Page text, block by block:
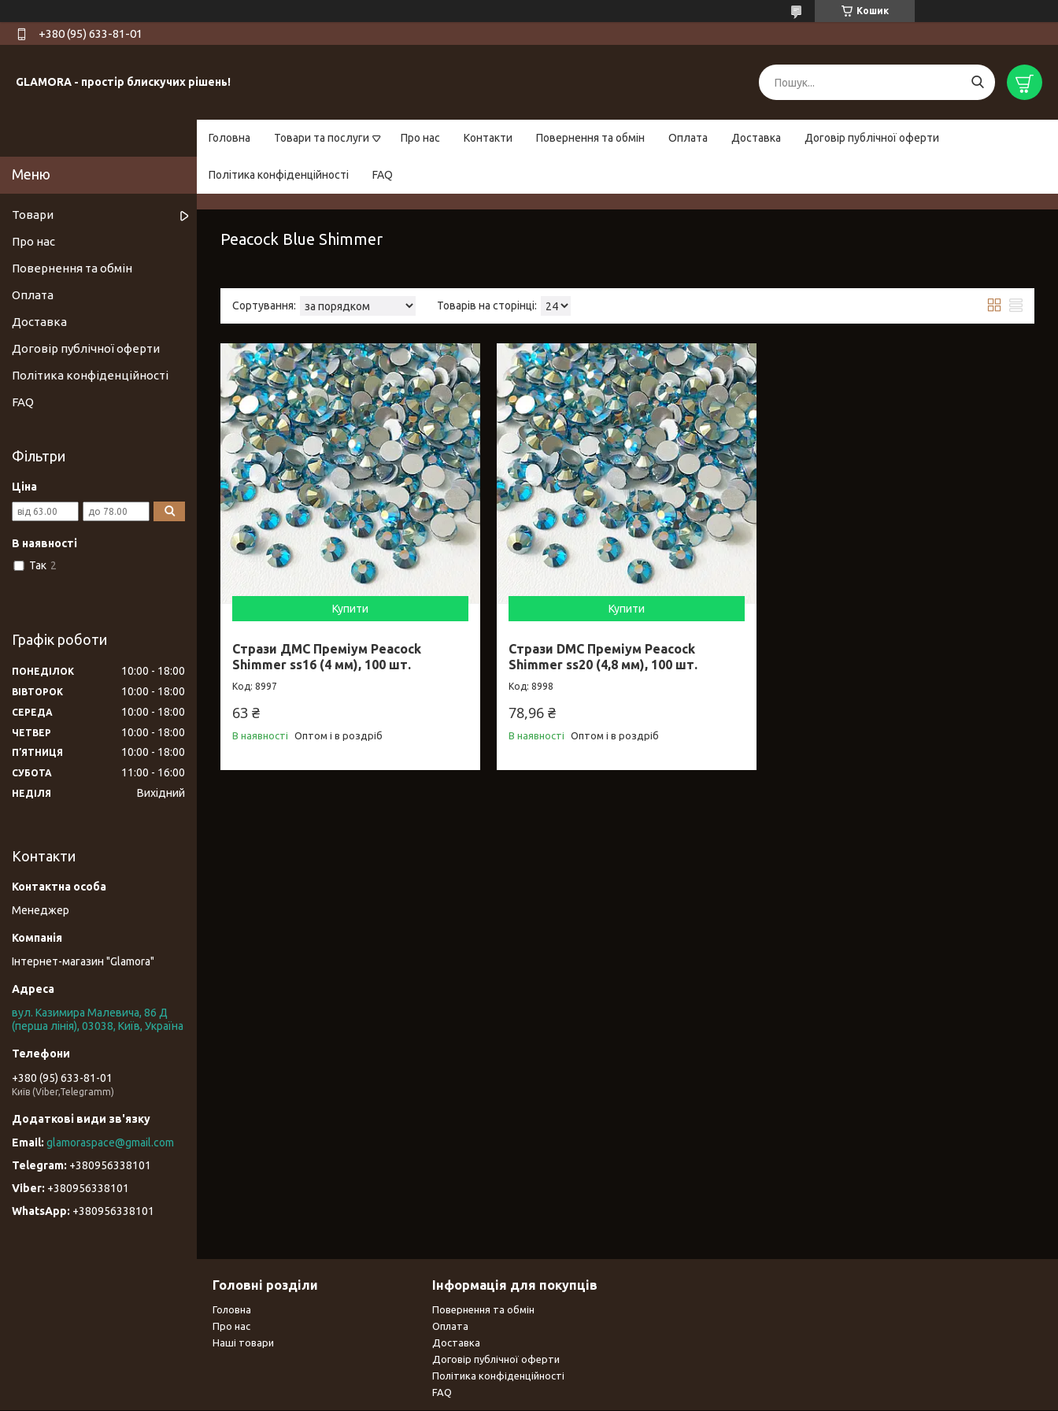
Кошик
+380 (95) 633-81-01
GLAMORA - простір блискучих рішень!
Головна Товари та послуги Про нас Контакти Повернення та обмін Оплата Доставка Договір публічної оферти
Політика конфіденційності FAQ
Peacock Blue Shimmer
Купити
Стрази ДМС Преміум Peacock
Shimmer ss16 (4 мм), 100 шт.
8997
63 ₴
В наявності Оптом і в роздріб
Купити
Стрази DMC Преміум Peacock
Shimmer ss20 (4,8 мм), 100 шт.
8998
78,96 ₴
В наявності Оптом і в роздріб
Товари
Про нас
Повернення та обмін
Оплата
Доставка
Договір публічної оферти
Політика конфіденційності
FAQ
Фільтри
Ціна
В наявності
Так 2
Графік роботи
ПОНЕДІЛОК 10:00 18:00
ВІВТОРОК 10:00 18:00
СЕРЕДА 10:00 18:00
ЧЕТВЕР 10:00 18:00
ПʼЯТНИЦЯ 10:00 18:00
СУБОТА 11:00 16:00
НЕДІЛЯ Вихідний
Контакти
Менеджер
Інтернет-магазин "Glamora"
вул. Казимира Малевича, 86 Д
(перша лінія), 03038, Київ, Україна
+380 (95) 633-81-01
Київ (Viber,Telegramm)
glamoraspace@gmail.com
+380956338101
+380956338101
+380956338101
Головні розділи
Головна
Про нас
Наші товари
Інформація для покупців
Повернення та обмін
Оплата
Доставка
Договір публічної оферти
Політика конфіденційності
FAQ